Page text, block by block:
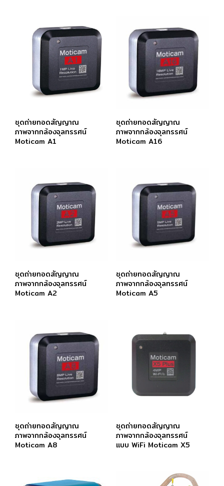
ชุดถ่ายทอดสัญญาณ
ภาพจากกล้องจุลทรรศน์
Moticam A1
ชุดถ่ายทอดสัญญาณ
ภาพจากกล้องจุลทรรศน์
Moticam A16
ชุดถ่ายทอดสัญญาณ
ภาพจากกล้องจุลทรรศน์
Moticam A2
ชุดถ่ายทอดสัญญาณ
ภาพจากกล้องจุลทรรศน์
Moticam A5
ชุดถ่ายทอดสัญญาณ
ภาพจากกล้องจุลทรรศน์
Moticam A8
ชุดถ่ายทอดสัญญาณ
ภาพจากกล้องจุลทรรศน์
แบบ WiFi Moticam X5